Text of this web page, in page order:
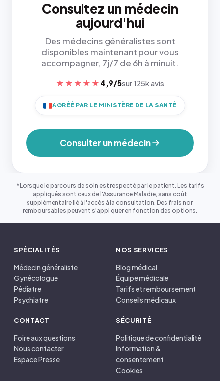
Consultez un médecin
aujourd'hui
Des médecins généralistes sont
disponibles maintenant pour vous
accompagner, 7j/7 de 6h à minuit.
★★★★★ 4,9/5sur 125k avis
AGRÉÉ PAR LE MINISTÈRE DE LA SANTÉ
Consulter un médecin
*Lorsque le parcours de soin est respecté par le patient. Les tarifs
appliqués sont ceux de l'Assurance Maladie, sans coût
supplémentaire lié à l'accès à la consultation. Des frais non
remboursables peuvent s'appliquer en fonction des options.
SPÉCIALITÉS
Médecin généraliste
Gynécologue
Pédiatre
Psychiatre
NOS SERVICES
Blog médical
Équipe médicale
Tarifs et remboursement
Conseils médicaux
CONTACT
Foire aux questions
Nous contacter
Espace Presse
SÉCURITÉ
Politique de confidentialité
Information &
consentement
Cookies